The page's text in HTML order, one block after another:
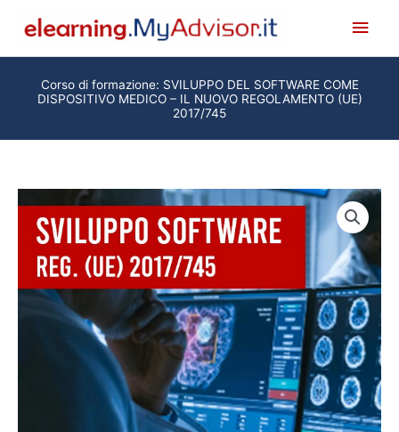
contenuto
Corso di formazione: SVILUPPO DEL SOFTWARE COME
DISPOSITIVO MEDICO – IL NUOVO REGOLAMENTO (UE)
2017/745
formazione:
SVILUPPO
DEL
SOFTWARE